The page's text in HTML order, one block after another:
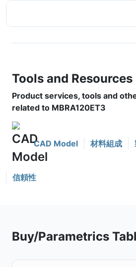
Tools and Resources
Product services, tools and
related to MBRA120ET3
CAD Model 材料組成
信頼性
Buy/Parametrics